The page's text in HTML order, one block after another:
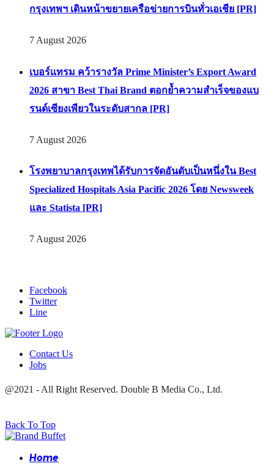
กรุงเทพฯ เดินหน้าขยายเครือข่ายการบินทั่วเอเชีย [PR]
7 August 2026
เบอร์แทรม คว้ารางวัล Prime Minister’s Export Award
2026 สาขา Best Thai Brand ตอกย้ำความสำเร็จของแบ
รนด์เซียงเพียวในระดับสากล [PR]
7 August 2026
โรงพยาบาลกรุงเทพได้รับการจัดอันดับเป็นหนึ่งใน Best
Specialized Hospitals Asia Pacific 2026 โดย Newsweek
และ Statista [PR]
7 August 2026
Facebook
Twitter
Line
Contact Us
Jobs
@2021 - All Right Reserved. Double B Media Co., Ltd.
Back To Top
Home